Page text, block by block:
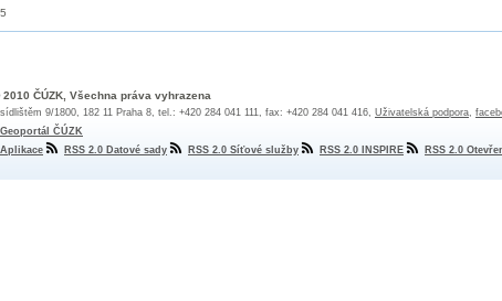
ČÚZK, Všechna práva vyhrazena
9/1800, 182 11 Praha 8, tel.: +420 284 041 111, fax: +420 284 041 416, Uživatelská podpora,
Geoportál ČÚZK
Aplikace
RSS 2.0 Datové sady RSS 2.0 Síťové služby RSS 2.0 INSPIRE RSS 2.0